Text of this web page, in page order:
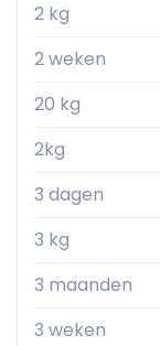
2 kg
2 weken
20 kg
2kg
3 dagen
3 kg
3 maanden
3 weken